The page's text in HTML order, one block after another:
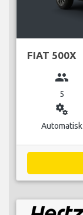
FIAT 500X
group
5
miscellaneous_services
Automatisk